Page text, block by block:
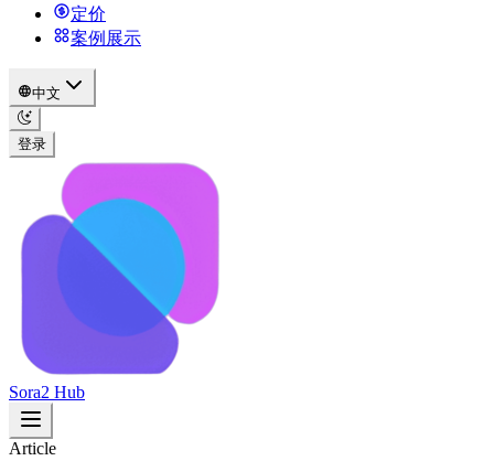
定价
案例展示
中文
登录
Sora2 Hub
Article